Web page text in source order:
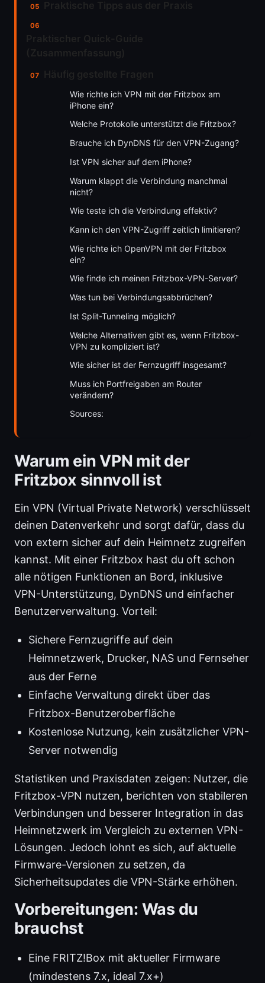
Wie richte ich VPN mit der Fritzbox am
iPhone ein?
Welche Protokolle unterstützt die Fritzbox?
Brauche ich DynDNS für den VPN-Zugang?
Ist VPN sicher auf dem iPhone?
Warum klappt die Verbindung manchmal
nicht?
Wie teste ich die Verbindung effektiv?
Kann ich den VPN-Zugriff zeitlich limitieren?
Wie richte ich OpenVPN mit der Fritzbox
ein?
Wie finde ich meinen Fritzbox-VPN-Server?
Was tun bei Verbindungsabbrüchen?
Ist Split-Tunneling möglich?
Welche Alternativen gibt es, wenn Fritzbox-
VPN zu kompliziert ist?
Wie sicher ist der Fernzugriff insgesamt?
Muss ich Portfreigaben am Router
verändern?
Sources:
Warum ein VPN mit der
Fritzbox sinnvoll ist
Ein VPN (Virtual Private Network) verschlüsselt
deinen Datenverkehr und sorgt dafür, dass du
von extern sicher auf dein Heimnetz zugreifen
kannst. Mit einer Fritzbox hast du oft schon
alle nötigen Funktionen an Bord, inklusive
VPN-Unterstützung, DynDNS und einfacher
Benutzerverwaltung. Vorteil:
Sichere Fernzugriffe auf dein
Heimnetzwerk, Drucker, NAS und Fernseher
aus der Ferne
Einfache Verwaltung direkt über das
Fritzbox-Benutzeroberfläche
Kostenlose Nutzung, kein zusätzlicher VPN-
Server notwendig
Statistiken und Praxisdaten zeigen: Nutzer, die
Fritzbox-VPN nutzen, berichten von stabileren
Verbindungen und besserer Integration in das
Heimnetzwerk im Vergleich zu externen VPN-
Lösungen. Jedoch lohnt es sich, auf aktuelle
Firmware-Versionen zu setzen, da
Sicherheitsupdates die VPN-Stärke erhöhen.
Vorbereitungen: Was du
brauchst
Eine FRITZ!Box mit aktueller Firmware
(mindestens 7.x, ideal 7.x+)